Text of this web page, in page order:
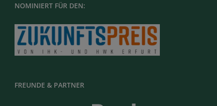
NOMINIERT FÜR DEN:
FREUNDE & PARTNER